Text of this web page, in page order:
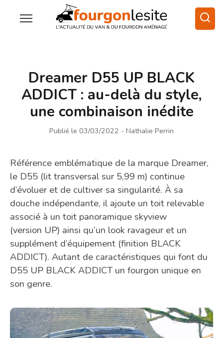
Dreamer D55 UP BLACK
ADDICT : au-delà du style,
une combinaison inédite
Publié le 03/03/2022 - Nathalie Perrin
Référence emblématique de la marque Dreamer,
le D55 (lit transversal sur 5,99 m) continue
d’évoluer et de cultiver sa singularité. À sa
douche indépendante, il ajoute un toit relevable
associé à un toit panoramique skyview
(version UP) ainsi qu’un look ravageur et un
supplément d’équipement (finition BLACK
ADDICT). Autant de caractéristiques qui font du
D55 UP BLACK ADDICT un fourgon unique en
son genre.